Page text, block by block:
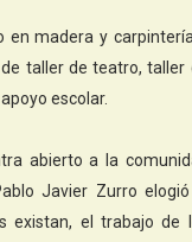
en madera y
taller de teatro, taller
escolar.
abierto a la
Javier Zurro elogió
existan, el trabajo de